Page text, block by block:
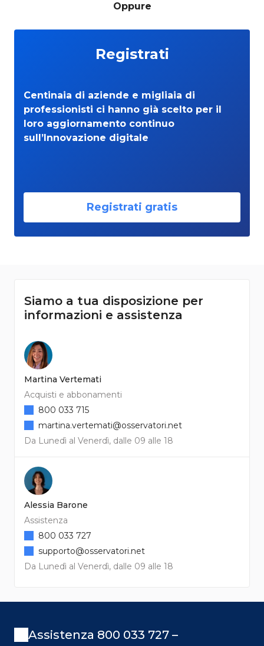
Oppure
Registrati
Centinaia di aziende e migliaia di
professionisti ci hanno già scelto per il
loro aggiornamento continuo
sull’Innovazione digitale
Registrati gratis
Siamo a tua disposizione per
informazioni e assistenza
Martina Vertemati
Acquisti e abbonamenti
Da Lunedì al Venerdì, dalle 09 alle 18
800 033 715
martina.vertemati@osservatori.net
Alessia Barone
Assistenza
Da Lunedì al Venerdì, dalle 09 alle 18
800 033 727
supporto@osservatori.net
Assistenza 800 033 727 –